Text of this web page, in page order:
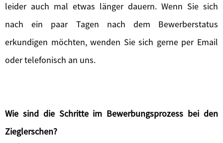
leider auch mal etwas länger dauern. Wenn Sie sich
nach ein paar Tagen nach dem Bewerberstatus
erkundigen möchten, wenden Sie sich gerne per Email
oder telefonisch an uns.
Wie sind die Schritte im Bewerbungsprozess bei den
Zieglerschen?